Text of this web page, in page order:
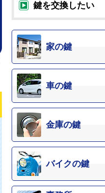
鍵を交換したい
家の鍵
車の鍵
金庫の鍵
バイクの鍵